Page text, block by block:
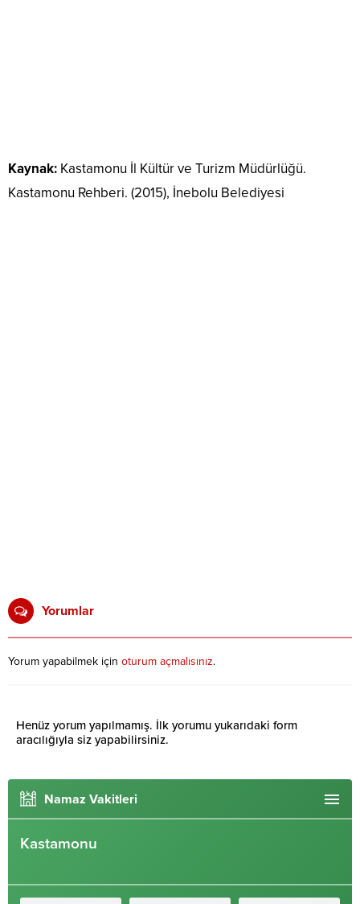
Kaynak: Kastamonu İl Kültür ve Turizm Müdürlüğü.
Kastamonu Rehberi. (2015), İnebolu Belediyesi
Yorumlar
Yorum yapabilmek için oturum açmalısınız.
Henüz yorum yapılmamış. İlk yorumu yukarıdaki form
aracılığıyla siz yapabilirsiniz.
Namaz Vakitleri
Kastamonu